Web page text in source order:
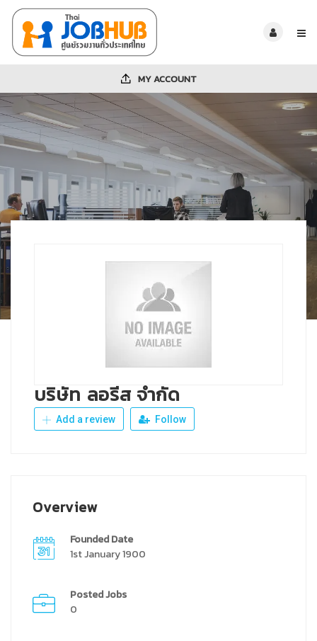
MY ACCOUNT
บริษัท ลอรีส จำกัด
Add a review Follow
Overview
Founded Date
1st January 1900
Posted Jobs
0